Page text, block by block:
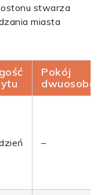
stwarza
miasta
Pokój
–